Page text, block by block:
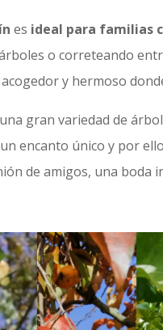
es ideal para familias
o correteando
y hermoso
gran variedad de
encanto único y por
de amigos, una boda